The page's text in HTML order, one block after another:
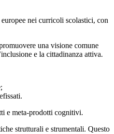
nei curricoli scolastici, con
una visione comune
e la cittadinanza attiva.
e meta-prodotti cognitivi.
strutturali e strumentali. Questo